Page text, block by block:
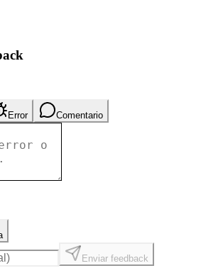
Error Comentario
Enviar feedback